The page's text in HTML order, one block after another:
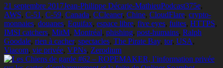
Publié
le
21 septembre 2017Auteur
Jean-Philippe Décarie-MathieuCatégories
PodcastMots-
clés
375e,
AWS, C-51 , C-59, Canada, CCleaner, Chine, CloudFlare, crypto-
monnaies, douanes, Equifax, espace libre, five eyes, fuites, HTTPS,
IMSI catchers, MitM, Montréal, phishing, post-humains, Ralph
Goodale, rien à cacher, spectacles, The Pirate Bay, tor, USA,
Viacom, vie privée, VPNs, Zerodium